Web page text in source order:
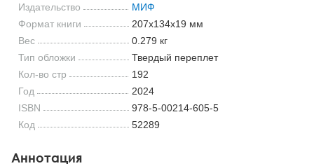
Издательство
МИФ
Формат книги
207x134x19 мм
Вес
0.279 кг
Тип обложки
Твердый переплет
Кол-во стр
192
Год
2024
ISBN
978-5-00214-605-5
Код
52289
Аннотация